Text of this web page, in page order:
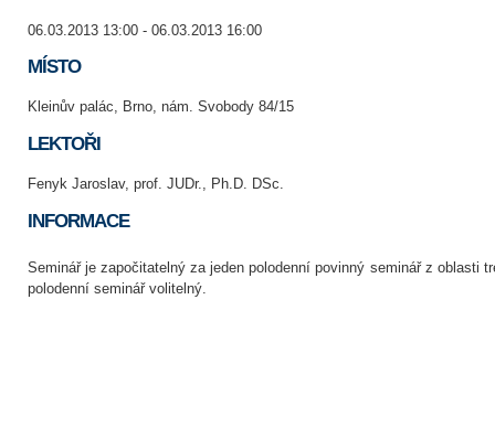
06.03.2013 13:00 - 06.03.2013 16:00
MÍSTO
Kleinův palác, Brno, nám. Svobody 84/15
LEKTOŘI
Fenyk Jaroslav, prof. JUDr., Ph.D. DSc.
INFORMACE
Seminář je započitatelný za jeden polodenní povinný seminář z oblasti
polodenní seminář volitelný.